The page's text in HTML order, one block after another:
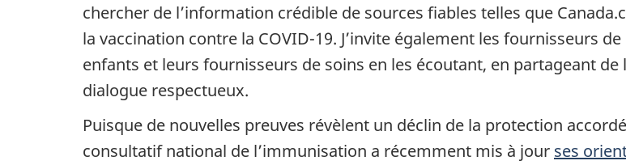
chercher de l’information crédible de sources fiables telles que
la vaccination contre la COVID-19. J’invite également les fournisseurs
enfants et leurs fournisseurs de soins en les écoutant, en partageant
dialogue respectueux.
Puisque de nouvelles preuves révèlent un déclin de la protection
consultatif national de l’immunisation a récemment mis à jour ses